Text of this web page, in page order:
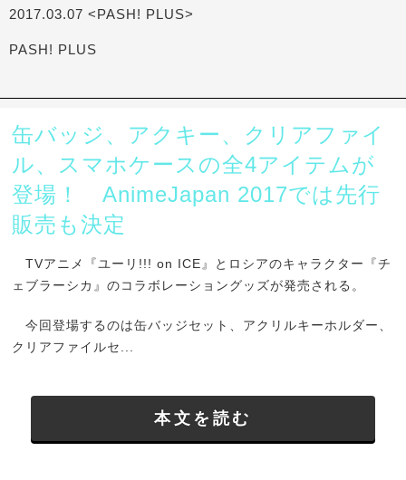
2017.03.07 <PASH! PLUS>
PASH! PLUS
缶バッジ、アクキー、クリアファイ
ル、スマホケースの全4アイテムが
登場！ AnimeJapan 2017では先行
販売も決定
TVアニメ『ユーリ!!! on ICE』とロシアのキャラクター『チ
ェブラーシカ』のコラボレーショングッズが発売される。
今回登場するのは缶バッジセット、アクリルキーホルダー、
クリアファイルセ...
本文を読む